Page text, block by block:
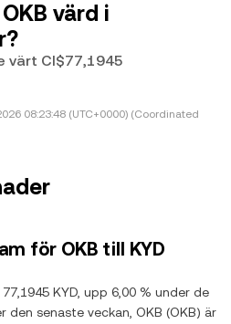
värd i
värt CI$77,1945
08:23:48 (UTC+0000) (Coordinated
för OKB till KYD
KYD, upp 6,00 % under de
den senaste veckan, OKB (OKB) är